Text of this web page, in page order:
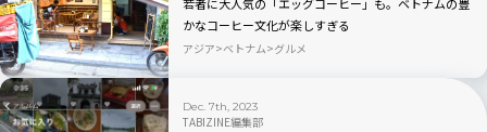
かなコーヒー文化が楽しすぎる
アジア ベトナム グルメ
Dec. 7th, 2023
TABIZINE編集部